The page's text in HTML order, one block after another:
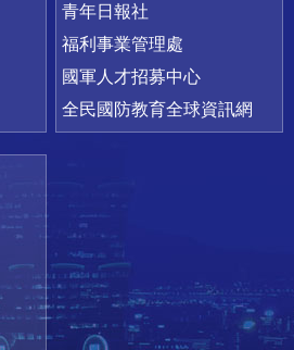
青年日報社
福利事業管理處
國軍人才招募中心
全民國防教育全球資訊網